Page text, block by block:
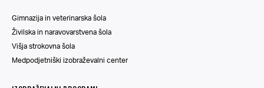
Gimnazija in veterinarska šola
Živilska in naravovarstvena šola
Višja strokovna šola
Medpodjetniški izobraževalni center